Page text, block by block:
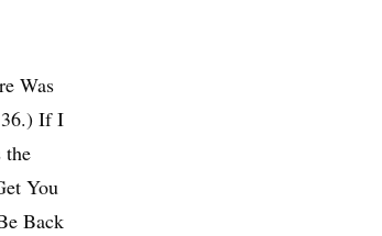
Was
36.) If I
the
You
Back